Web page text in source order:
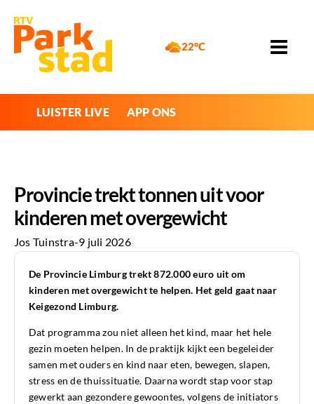
22°C
LUISTER LIVE APP ONS
Provincie trekt tonnen uit voor
kinderen met overgewicht
Jos Tuinstra-9 juli 2026
De Provincie Limburg trekt 872.000 euro uit om
kinderen met overgewicht te helpen. Het geld gaat naar
Keigezond Limburg.
Dat programma zou niet alleen het kind, maar het hele
gezin moeten helpen. In de praktijk kijkt een begeleider
samen met ouders en kind naar eten, bewegen, slapen,
stress en de thuissituatie. Daarna wordt stap voor stap
gewerkt aan gezondere gewoontes, volgens de initiators